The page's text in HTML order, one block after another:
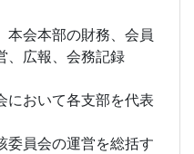
本会本部の財務、会員
、広報、会務記録
において各支部を代表
委員会の運営を総括す